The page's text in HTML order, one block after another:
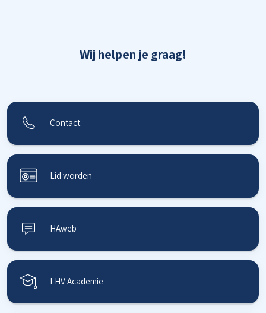
Wij helpen je graag!
Contact
Lid worden
HAweb
LHV Academie